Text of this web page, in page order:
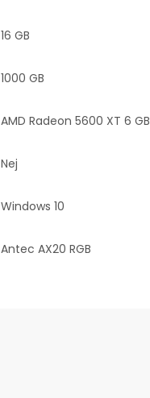
16 GB
1000 GB
AMD Radeon 5600 XT 6 GB
Nej
Windows 10
Antec AX20 RGB